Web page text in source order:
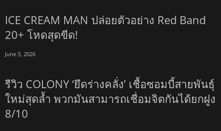
ICE CREAM MAN ปล่อยตัวอย่าง Red Band
20+ โหดสุดขีด!
June 5, 2026
รีวิว COLONY ‘ยึดร่างคลั่ง’ เชื้อซอมบี้สายพันธุ์
ใหม่สุดล้ำ พวกมันสามารถเชื่อมจิตกันได้ยกฝูง
8/10